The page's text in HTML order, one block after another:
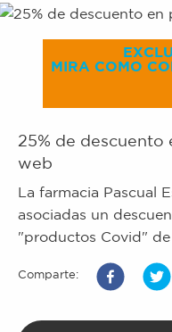
MIRA COMO
25% de
web
La farmacia Pascual
asociadas un
"productos Covid" de
Comparte: